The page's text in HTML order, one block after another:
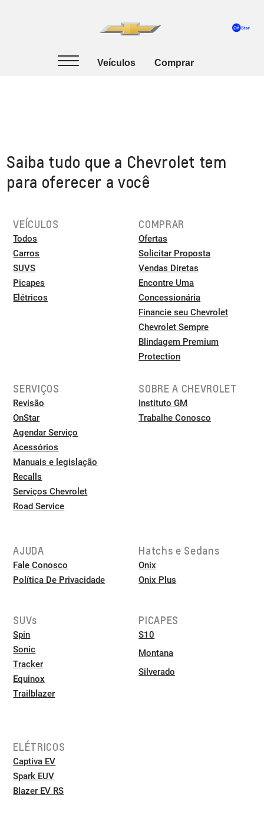
Saiba tudo que a Chevrolet tem
para oferecer a você
VEÍCULOS
Todos
Carros
SUVS
Picapes
Elétricos
COMPRAR
Ofertas
Solicitar Proposta
Vendas Diretas
Encontre Uma
Concessionária
Financie seu Chevrolet
Chevrolet Sempre
Blindagem Premium
Protection
SERVIÇOS
Revisão
OnStar
Agendar Serviço
Acessórios
Manuais e legislação
Recalls
Serviços Chevrolet
Road Service
SOBRE A CHEVROLET
Instituto GM
Trabalhe Conosco
AJUDA
Fale Conosco
Política De Privacidade
Hatchs e Sedans
Onix
Onix Plus
SUVs
Spin
Sonic
Tracker
Equinox
Trailblazer
PICAPES
S10
Montana
Silverado
ELÉTRICOS
Captiva EV
Spark EUV
Blazer EV RS